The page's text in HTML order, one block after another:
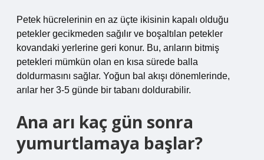
Petek hücrelerinin en az üçte ikisinin kapalı olduğu
petekler gecikmeden sağılır ve boşaltılan petekler
kovandaki yerlerine geri konur. Bu, arıların bitmiş
petekleri mümkün olan en kısa sürede balla
doldurmasını sağlar. Yoğun bal akışı dönemlerinde,
arılar her 3-5 günde bir tabanı doldurabilir.
Ana arı kaç gün sonra
yumurtlamaya başlar?